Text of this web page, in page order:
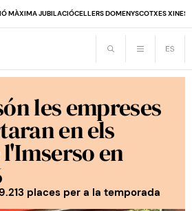
MÀXIMA JUBILACIÓCELLERS DOMENYSCOTXES
les empreses
en els
en
places per a la temporada